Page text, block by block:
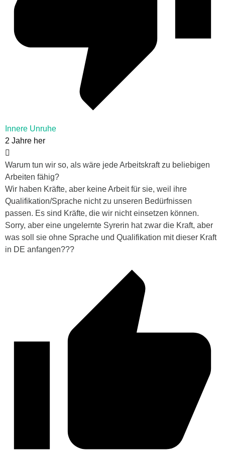
Innere Unruhe
2 Jahre her
Warum tun wir so, als wäre jede Arbeitskraft zu beliebigen
Arbeiten fähig?
Wir haben Kräfte, aber keine Arbeit für sie, weil ihre
Qualifikation/Sprache nicht zu unseren Bedürfnissen
passen. Es sind Kräfte, die wir nicht einsetzen können.
Sorry, aber eine ungelernte Syrerin hat zwar die Kraft, aber
was soll sie ohne Sprache und Qualifikation mit dieser Kraft
in DE anfangen???